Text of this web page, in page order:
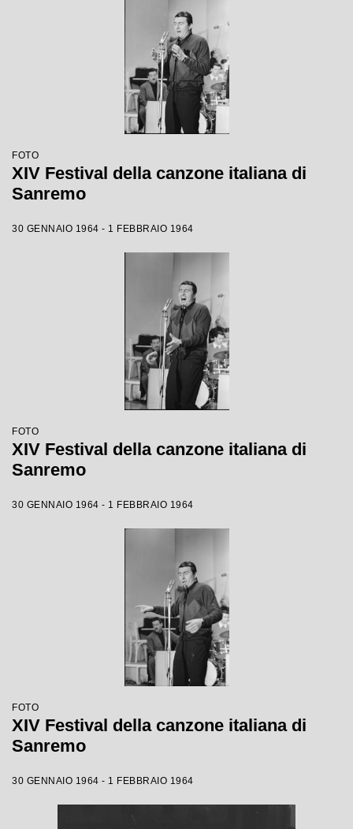
FOTO
XIV Festival della canzone italiana di
Sanremo
30 GENNAIO 1964 - 1 FEBBRAIO 1964
FOTO
XIV Festival della canzone italiana di
Sanremo
30 GENNAIO 1964 - 1 FEBBRAIO 1964
FOTO
XIV Festival della canzone italiana di
Sanremo
30 GENNAIO 1964 - 1 FEBBRAIO 1964